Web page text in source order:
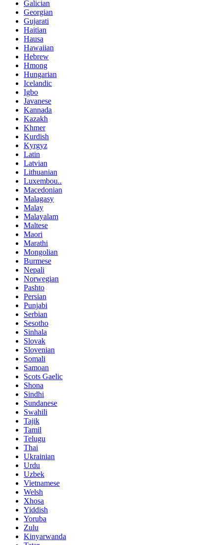
Galician
Georgian
Gujarati
Haitian
Hausa
Hawaiian
Hebrew
Hmong
Hungarian
Icelandic
Igbo
Javanese
Kannada
Kazakh
Khmer
Kurdish
Kyrgyz
Latin
Latvian
Lithuanian
Luxembou..
Macedonian
Malagasy
Malay
Malayalam
Maltese
Maori
Marathi
Mongolian
Burmese
Nepali
Norwegian
Pashto
Persian
Punjabi
Serbian
Sesotho
Sinhala
Slovak
Slovenian
Somali
Samoan
Scots Gaelic
Shona
Sindhi
Sundanese
Swahili
Tajik
Tamil
Telugu
Thai
Ukrainian
Urdu
Uzbek
Vietnamese
Welsh
Xhosa
Yiddish
Yoruba
Zulu
Kinyarwanda